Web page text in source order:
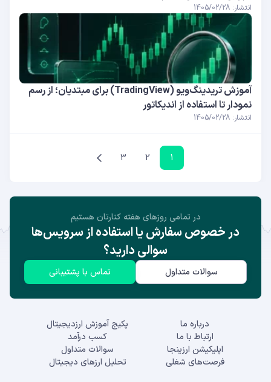
انتشار: 1405/02/28
آموزش تریدینگ‌ویو (TradingView) برای مبتدیان؛ از رسم
نمودار تا استفاده از اندیکاتور
انتشار: 1405/02/28
1
2
3
در تمامی روز‌های هفته کنارتان هستیم
در خصوص سفارش یا استفاده از سرویس‌ها
سوالی دارید؟
سوالات متداول تماس با پشتیبانی
درباره ما
ارتباط با ما
اپلیکیشن ارزینجا
فرصت‌های شغلی
پکیج آموزش ارزدیجیتال
کسب درآمد
سوالات متداول
تحلیل ارزهای دیجیتال